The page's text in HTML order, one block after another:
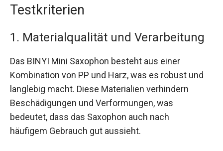
Testkriterien
1. Materialqualität und Verarbeitung
Das BINYI Mini Saxophon besteht aus einer
Kombination von PP und Harz, was es robust und
langlebig macht. Diese Materialien verhindern
Beschädigungen und Verformungen, was
bedeutet, dass das Saxophon auch nach
häufigem Gebrauch gut aussieht.